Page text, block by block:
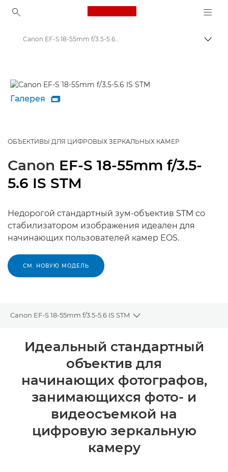
Canon Logo, back to
Canon EF-S 18-55mm f/3.5-5.6 IS STM - Объективы - Камера и фотообъективы
Галерея 
ОБЪЕКТИВЫ ДЛЯ ЦИФРОВЫХ ЗЕРКАЛЬНЫХ КАМЕР
Canon EF-S 18-55mm f/3.5-
5.6 IS STM
Недорогой стандартный зум-объектив STM со
стабилизатором изображения идеален для
начинающих пользователей камер EOS.
СМ. НОВУЮ МОДЕЛЬ
Canon EF-S 18-55mm f/3.5-5.6 IS STM
Toggle breadcrumbs
Общая информация
Технические характеристики
Идеальный стандартный
объектив для
начинающих фотографов,
занимающихся фото- и
видеосъемкой на
цифровую зеркальную
камеру